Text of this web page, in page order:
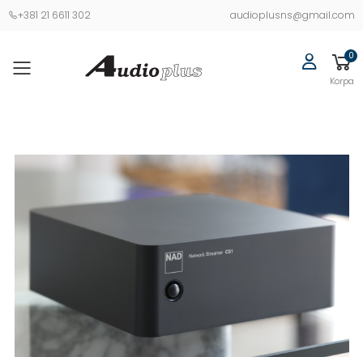
+381 21 6611 302 audioplusns@gmail.com
0
Korpa